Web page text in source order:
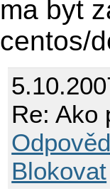
ma byt
centos/
Re: Ako
Blokovat